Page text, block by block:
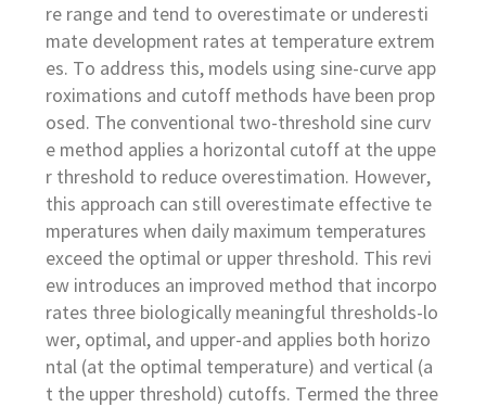
re range and tend to overestimate or underesti
mate development rates at temperature extrem
es. To address this, models using sine-curve app
roximations and cutoff methods have been prop
osed. The conventional two-threshold sine curv
e method applies a horizontal cutoff at the uppe
r threshold to reduce overestimation. However,
this approach can still overestimate effective te
mperatures when daily maximum temperatures
exceed the optimal or upper threshold. This revi
ew introduces an improved method that incorpo
rates three biologically meaningful thresholds-lo
wer, optimal, and upper-and applies both horizo
ntal (at the optimal temperature) and vertical (a
t the upper threshold) cutoffs. Termed the three